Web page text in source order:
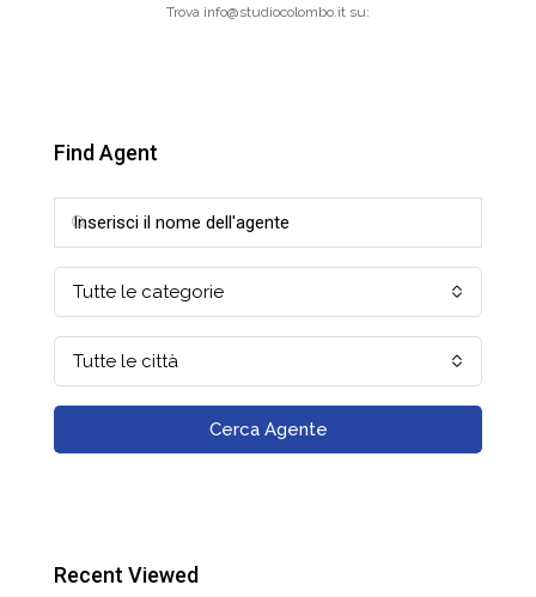
Trova info@studiocolombo.it su:
Find Agent
Tutte le categorie
Tutte le città
Cerca Agente
Recent Viewed